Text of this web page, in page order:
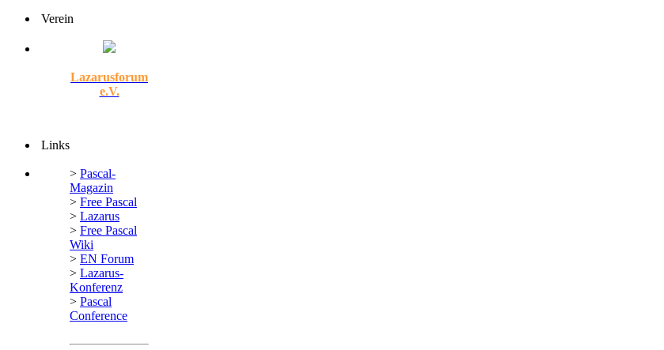
Verein
Lazarusforum
e.V.
Links
> Pascal-
Magazin
> Free Pascal
> Lazarus
> Free Pascal
Wiki
> EN Forum
> Lazarus-
Konferenz
> Pascal
Conference